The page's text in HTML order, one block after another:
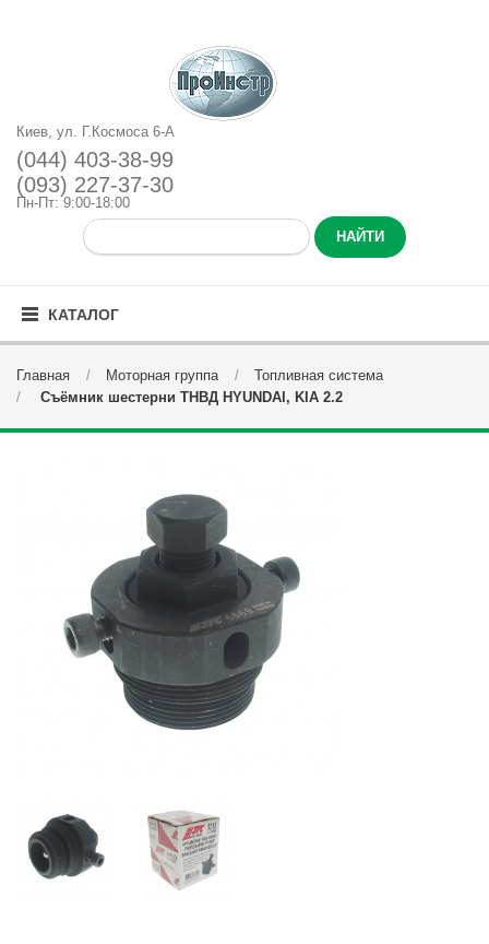
Киев, ул. Г.Космоса 6-А
(044) 403-38-99
(093) 227-37-30
Пн-Пт: 9:00-18:00
КАТАЛОГ
Главная Моторная группа
Топливная система
Cъёмник шестерни ТНВД HYUNDAI, KIA 2.2